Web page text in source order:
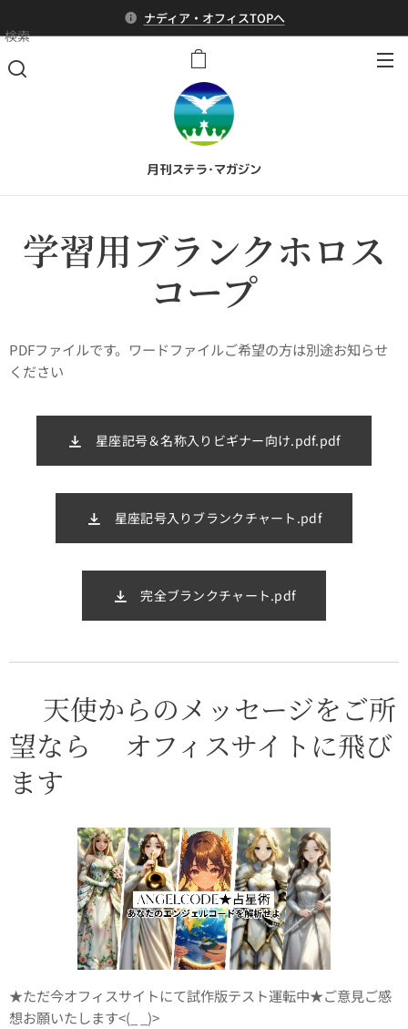
ナディア・オフィスTOPへ
月刊ステラ・マガジン
検索
学習用ブランクホロス
コープ
PDFファイルです。ワードファイルご希望の方は別途お知らせ
ください
星座記号＆名称入りビギナー向け.pdf.pdf
星座記号入りブランクチャート.pdf
完全ブランクチャート.pdf
⭐天使からのメッセージをご所
望なら⭐オフィスサイトに飛び
ます
★ただ今オフィスサイトにて試作版テスト運転中★ご意見ご感
想お願いたします<(_ _)>